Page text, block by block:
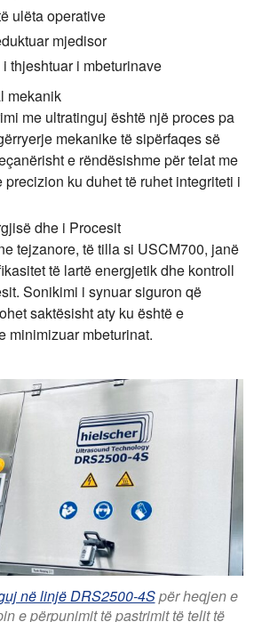
ulëta operative
mjedisor
thjeshtuar i mbeturinave
mekanik
me ultratinguj është një proces pa
mekanike të sipërfaqes së
e rëndësishme për telat me
precizion ku duhet të ruhet integriteti i
dhe i Procesit
tejzanore, të tilla si USCM700, janë
të lartë energjetik dhe kontroll
Sonikimi i synuar siguron që
saktësisht aty ku është e
minimizuar mbeturinat.
në linjë DRS2500-4Spër heqjen e
e përpunimit të pastrimit të telit të